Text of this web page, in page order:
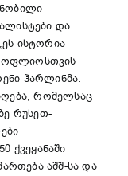
და
ისტორია
ჰარლინმა.
რომელსაც
რუსეთ-
ქვეყანაში
აშშ-სა და